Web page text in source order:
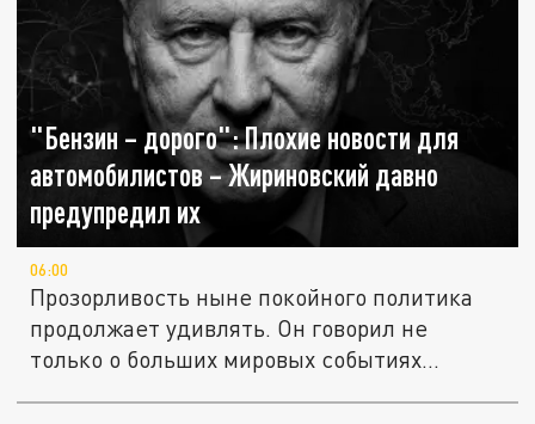
"Бензин – дорого": Плохие новости для
автомобилистов – Жириновский давно
предупредил их
06:00
Прозорливость ныне покойного политика
продолжает удивлять. Он говорил не
только о больших мировых событиях...